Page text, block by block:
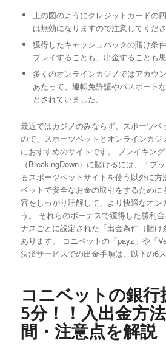
上の図のようにクレジットカードの
は無効になりますので注意してくださ
獲得したキャッシュバックの賭け条
プレイすることも、出金することも思
多くのオンラインカジノではアカウ
あたって、運転免許証やパスポート
とされていました。
最近ではカジノのみならず、スポーツベ
ので、スポーツベットとオンラインカ
におすすめのサイトです。 ブレイキン
（BreakingDown）に賭けるには、「ブ
るスポーツベットサイトを使う以外に方
ベットで安全なお金の取引をするために
容をしっかり理解して、より快適なオン
う。 それらのボーナスで獲得した勝利
ナスごとに設定された「出金条件（賭
あります。 コニベットの「payz」や「
決済サービスでの出金手順は、以下の6ス
コニベットの銀行
5分！！入出金方
間・注意点を解説